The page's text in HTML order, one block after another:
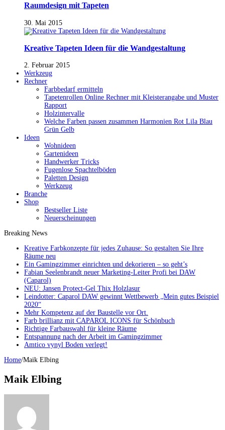
Raumdesign mit Tapeten
30. Mai 2015
Kreative Tapeten Ideen für die Wandgestaltung
2. Februar 2015
Werkzeug
Rechner
Farbbedarf ermitteln
Tapetenrollen Online Rechner mit Kleisterangabe und Muster
Rapport
Holzintervalle
Welche Farben passen zusammen Harmonien Rot Lila Blau
Grün Gelb
Ideen
Wohnideen
Gartenideen
Handwerker Tricks
Fugenlose Spachtelböden
Paletten Design
Werkzeug
Branche
Shop
Bestseller Liste
Neuerscheinungen
Breaking News
Kreative Farbkonzepte für jedes Zuhause: So gestalten Sie Ihre
Räume neu
Ein Gamingzimmer einrichten und dekorieren – so geht’s
Fabian Seelenbrandt neuer Marketing-Leiter Profi bei DAW
(Caparol)
NEU: Jansen Protect-Gel Thix Holzlasur
Leindotter: Caparol DAW gewinnt Wettbewerb „Mein gutes Beispiel
2020“
Mehr Kompetenz auf der Baustelle vor Ort.
Farb brillianz mit CAPAROL ICONS für Schönbuch
Richtige Farbauswahl für kleine Räume
Entspannung nach der Arbeit im Gamingzimmer
Amtico vynyl Boden verlegt!
Home/Maik Elbing
Maik Elbing